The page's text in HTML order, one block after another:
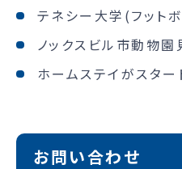
テネシー大学(フット
ノックスビル市動物園
ホームステイがスター
お問い合わせ